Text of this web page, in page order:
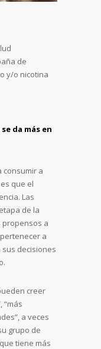
de
y/o nicotina
da más en
consumir a
que el
Las
de la
propensos a
a
decisiones
creer
“más
a veces
grupo de
tiene más